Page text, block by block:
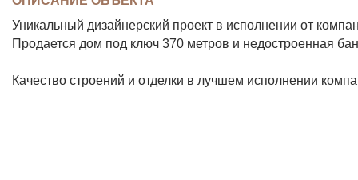
Уникальный дизайнерский проект в исполнении от
Продается дом под ключ 370 метров и недостроенная
Качество строений и отделки в лучшем исполнении